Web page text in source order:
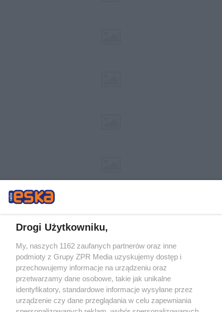
Żaden utwór zamieszczony w serwisie nie może być powielany i
rozpowszechniany lub dalej rozpowszechniany w jakikolwiek sposób (w
tym także elektroniczny lub mechaniczny) na jakimkolwiek polu
eksploatacji w jakiejkolwiek formie, włącznie z umieszczaniem w Internecie
bez pisemnej zgody właściciela praw. Jakiekolwiek użycie lub
wykorzystanie utworów w całości lub w części z naruszeniem prawa, tzn.
bez właściwej zgody, jest zabronione pod groźbą kary i może być ścigane
prawnie.
Drogi Użytkowniku,
My, naszych 1162 zaufanych partnerów oraz inne
podmioty z Grupy ZPR Media uzyskujemy dostęp i
przechowujemy informacje na urządzeniu oraz
przetwarzamy dane osobowe, takie jak unikalne
identyfikatory, standardowe informacje wysyłane przez
urządzenie czy dane przeglądania w celu zapewniania